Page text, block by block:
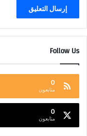
Follow Us
0
متابعون
0
متابعون